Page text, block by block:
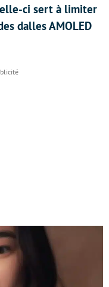
ci sert à limiter
dalles AMOLED